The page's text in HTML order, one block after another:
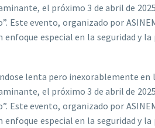
el próximo 3 de abril de
Este evento, organizado por
especial en la seguridad y la
lenta pero inexorablemente en
el próximo 3 de abril de
Este evento, organizado por
especial en la seguridad y la